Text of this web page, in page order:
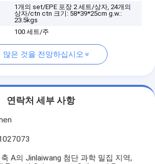
1개의 set/EPE 포장 2 세트/상자, 24개의
상자/ctn ctn 크기: 58*39*25cm g.w.:
23.5kgs
100 세트/주
많은 것을 전망하십시오
연락처 세부 사항
A의 Jinlaiwang 첨단 과학 밀집 지역,